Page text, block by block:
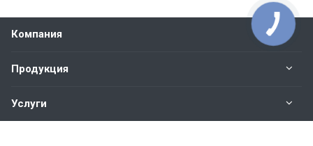
Компания
Продукция
Услуги